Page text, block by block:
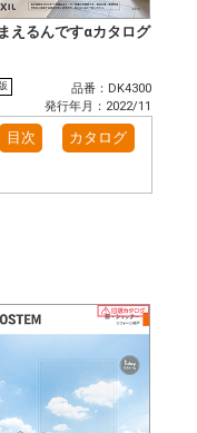
えるんですαカタログ
品番：DK4300
発行年月：2022/11
目次 カタログ